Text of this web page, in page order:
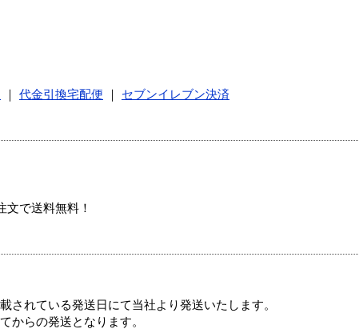
代金引換宅配便
セブンイレブン決済
で送料無料！
されている発送日にて当社より発送いたします。
からの発送となります。